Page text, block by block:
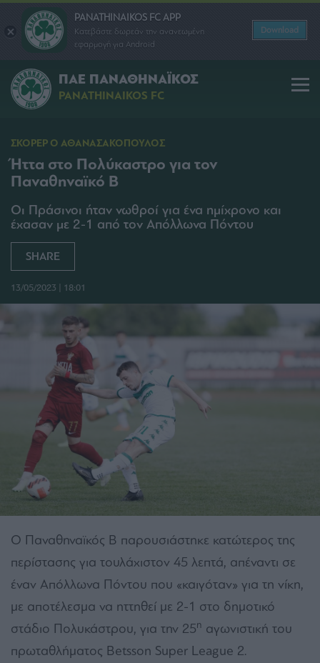
PANATHINAIKOS FC APP
Κατεβάστε δωρεάν την ανανεωμένη
εφαρμογή για Android
Download
ΠΑΕ ΠΑΝΑΘΗΝΑΪΚΟΣ
PANATHINAIKOS FC
ΣΚΟΡΕΡ Ο ΑΘΑΝΑΣΑΚΟΠΟΥΛΟΣ
Ήττα στο Πολύκαστρο για τον
Παναθηναϊκό Β
Οι Πράσινοι ήταν νωθροί για ένα ημίχρονο και
έχασαν με 2-1 από τον Απόλλωνα Πόντου
SHARE
13/05/2023 | 18:01
Ο Παναθηναϊκός Β παρουσιάστηκε κατώτερος της
περίστασης για τουλάχιστον 45 λεπτά, απέναντι σε
έναν Απόλλωνα Πόντου που «καιγόταν» για τη νίκη,
με αποτέλεσμα να ηττηθεί με 2-1 στο δημοτικό
στάδιο Πολυκάστρου, για την 25η αγωνιστική του
πρωταθλήματος Betsson Super League 2.